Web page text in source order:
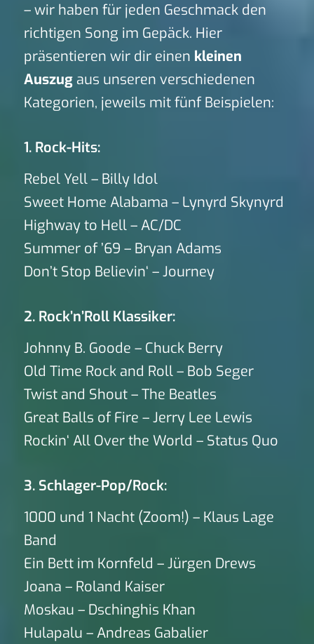
– wir haben für jeden Geschmack den
richtigen Song im Gepäck. Hier
präsentieren wir dir einen kleinen
Auszugaus unseren verschiedenen
Kategorien, jeweils mit fünf Beispielen:
1. Rock-Hits:
Rebel Yell – Billy Idol
Sweet Home Alabama – Lynyrd Skynyrd
Highway to Hell – AC/DC
Summer of ’69 – Bryan Adams
Don’t Stop Believin‘ – Journey
2. Rock’n’Roll Klassiker:
Johnny B. Goode – Chuck Berry
Old Time Rock and Roll – Bob Seger
Twist and Shout – The Beatles
Great Balls of Fire – Jerry Lee Lewis
Rockin‘ All Over the World – Status Quo
3. Schlager-Pop/Rock:
1000 und 1 Nacht (Zoom!) – Klaus Lage
Band
Ein Bett im Kornfeld – Jürgen Drews
Joana – Roland Kaiser
Moskau – Dschinghis Khan
Hulapalu – Andreas Gabalier